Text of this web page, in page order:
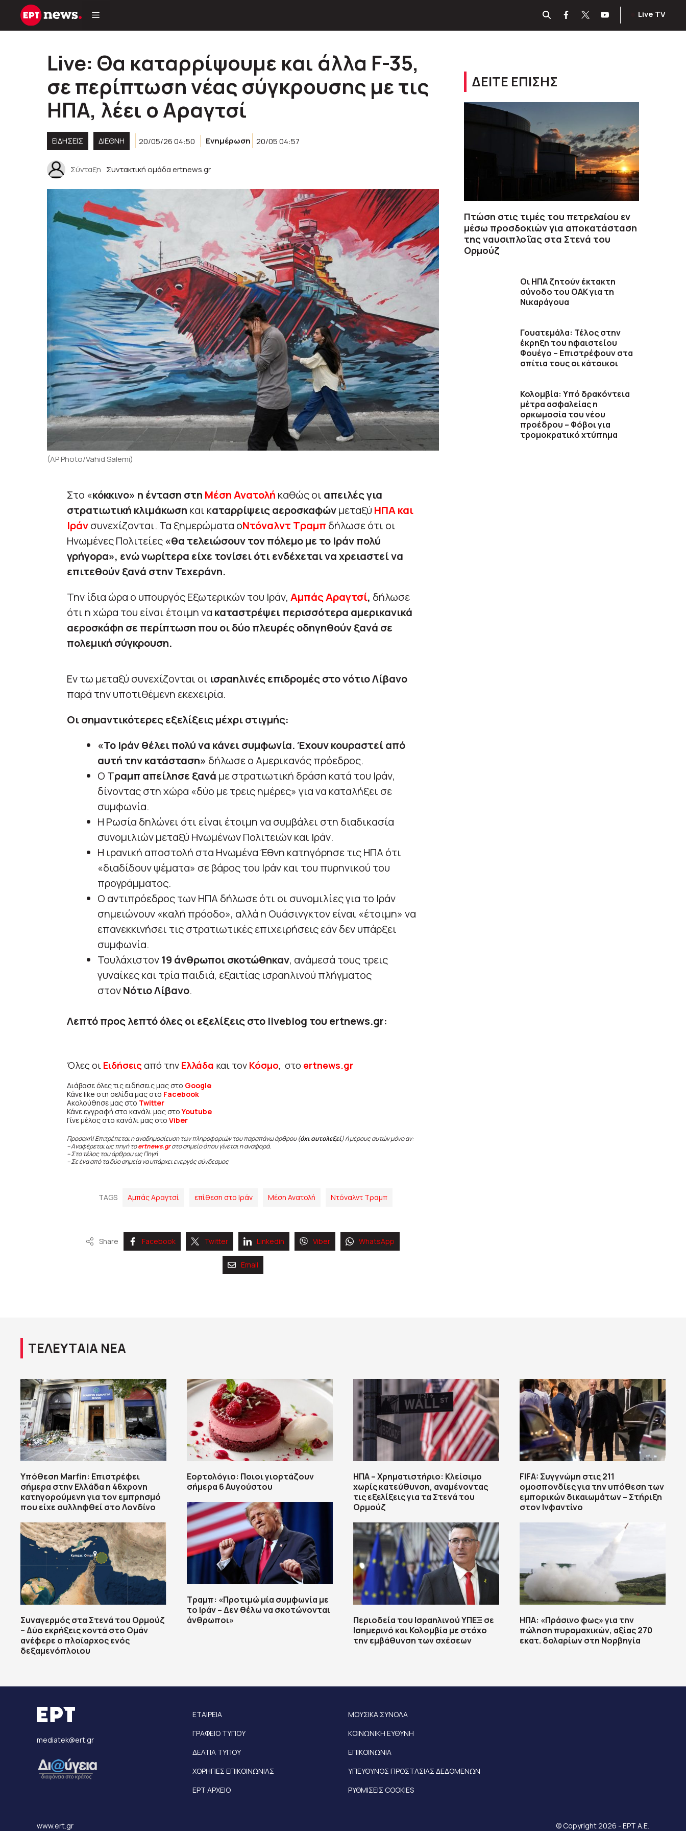
Μετάβαση
Live TV
Live: Θα καταρρίψουμε και άλλα F-35,
σε περίπτωση νέας σύγκρουσης με τις
ΗΠΑ, λέει ο Αραγτσί
ΕΙΔΗΣΕΙΣ ΔΙΕΘΝΗ 20/05/26 04:50 Ενημέρωση 20/05 04:57
Σύνταξη Συντακτική ομάδα ertnews.gr
(AP Photo/Vahid Salemi)
Στο «κόκκινο» η ένταση στη Μέση Ανατολή καθώς οι απειλές για
στρατιωτική κλιμάκωση και καταρρίψεις αεροσκαφώνμεταξύ ΗΠΑ και
Ιράνσυνεχίζονται. Τα ξημερώματα οΝτόναλντ Τραμπ δήλωσε ότι οι
Ηνωμένες Πολιτείες«θα τελειώσουν τον πόλεμο με το Ιράν πολύ
γρήγορα», ενώ νωρίτερα είχε τονίσει ότι ενδέχεται να χρειαστεί να
επιτεθούν ξανά στην Τεχεράνη.
Την ίδια ώρα ο υπουργός Εξωτερικών του Ιράν, Αμπάς Αραγτσί, δήλωσε
ότι η χώρα του είναι έτοιμη να καταστρέψει περισσότερα αμερικανικά
αεροσκάφη σε περίπτωση που οι δύο πλευρές οδηγηθούν ξανά σε
πολεμική σύγκρουση.
Εν τω μεταξύ συνεχίζονται οι ισραηλινές επιδρομές στο νότιο Λίβανο
παρά την υποτιθέμενη εκεχειρία.
Οι σημαντικότερες εξελίξεις μέχρι στιγμής:
«Το Ιράν θέλει πολύ να κάνει συμφωνία. Έχουν κουραστεί από
αυτή την κατάσταση» δήλωσε ο Αμερικανός πρόεδρος.
Ο Τραμπ απείλησε ξανά με στρατιωτική δράση κατά του Ιράν,
δίνοντας στη χώρα «δύο με τρεις ημέρες» για να καταλήξει σε
συμφωνία.
Η Ρωσία δηλώνει ότι είναι έτοιμη να συμβάλει στη διαδικασία
συνομιλιών μεταξύ Ηνωμένων Πολιτειών και Ιράν.
Η ιρανική αποστολή στα Ηνωμένα Έθνη κατηγόρησε τις ΗΠΑ ότι
«διαδίδουν ψέματα» σε βάρος του Ιράν και του πυρηνικού του
προγράμματος.
Ο αντιπρόεδρος των ΗΠΑ δήλωσε ότι οι συνομιλίες για το Ιράν
σημειώνουν «καλή πρόοδο», αλλά η Ουάσινγκτον είναι «έτοιμη» να
επανεκκινήσει τις στρατιωτικές επιχειρήσεις εάν δεν υπάρξει
συμφωνία.
Τουλάχιστον19 άνθρωποι σκοτώθηκαν, ανάμεσά τους τρεις
γυναίκες και τρία παιδιά, εξαιτίας ισραηλινού πλήγματος
στονΝότιο Λίβανο.
Λεπτό προς λεπτό όλες οι εξελίξεις στο liveblog του ertnews.gr:
Όλες οι Ειδήσεις από την Ελλάδα και τον Κόσμο, στο ertnews.gr
Διάβασε όλες τις ειδήσεις μας στο Google
Κάνε like στη σελίδα μας στο Facebook
Ακολούθησε μας στο Twitter
Κάνε εγγραφή στο κανάλι μας στοYoutube
Γίνε μέλος στο κανάλι μας στο Viber
Προσοχή! Επιτρέπεται η αναδημοσίευση των πληροφοριών του παραπάνω άρθρου (όχι αυτολεξεί) ή μέρους αυτών μόνο αν:
– Αναφέρεται ως πηγή τοertnews.gr στο σημείο όπου γίνεται η αναφορά.
– Στο τέλος του άρθρου ως Πηγή
– Σε ένα από τα δύο σημεία να υπάρχει ενεργός σύνδεσμος
TAGS Αμπάς Αραγτσί επίθεση στο Ιράν Μέση Ανατολή Ντόναλντ Τραμπ
Share Facebook Twitter Linkedin Viber WhatsApp
Email
ΔΕΙΤΕ ΕΠΙΣΗΣ
Πτώση στις τιμές του πετρελαίου εν
μέσω προσδοκιών για αποκατάσταση
της ναυσιπλοΐας στα Στενά του
Ορμούζ
Οι ΗΠΑ ζητούν έκτακτη
σύνοδο του ΟΑΚ για τη
Νικαράγουα
Γουατεμάλα: Τέλος στην
έκρηξη του ηφαιστείου
Φουέγο – Επιστρέφουν στα
σπίτια τους οι κάτοικοι
Κολομβία: Υπό δρακόντεια
μέτρα ασφαλείας η
ορκωμοσία του νέου
προέδρου – Φόβοι για
τρομοκρατικό χτύπημα
ΤΕΛΕΥΤΑΙΑ ΝΕΑ
Υπόθεση Marfin: Επιστρέφει
σήμερα στην Ελλάδα η 46χρονη
κατηγορούμενη για τον εμπρησμό
που είχε συλληφθεί στο Λονδίνο
Συναγερμός στα Στενά του Ορμούζ
– Δύο εκρήξεις κοντά στο Ομάν
ανέφερε ο πλοίαρχος ενός
δεξαμενόπλοιου
Εορτολόγιο: Ποιοι γιορτάζουν
σήμερα 6 Αυγούστου
Τραμπ: «Προτιμώ μία συμφωνία με
το Ιράν – Δεν θέλω να σκοτώνονται
άνθρωποι»
ΗΠΑ – Χρηματιστήριο: Κλείσιμο
χωρίς κατεύθυνση, αναμένοντας
τις εξελίξεις για τα Στενά του
Ορμούζ
Περιοδεία του Ισραηλινού ΥΠΕΞ σε
Ισημερινό και Κολομβία με στόχο
την εμβάθυνση των σχέσεων
FIFA: Συγγνώμη στις 211
ομοσπονδίες για την υπόθεση των
εμπορικών δικαιωμάτων – Στήριξη
στον Ινφαντίνο
ΗΠΑ: «Πράσινο φως» για την
πώληση πυρομαχικών, αξίας 270
εκατ. δολαρίων στη Νορβηγία
mediatek@ert.gr
ΕΤΑΙΡΕΙΑ
ΓΡΑΦΕΙΟ ΤΥΠΟΥ
ΔΕΛΤΙΑ ΤΥΠΟΥ
ΧΟΡΗΓΙΕΣ ΕΠΙΚΟΙΝΩΝΙΑΣ
ΕΡΤ ΑΡΧΕΙΟ
ΜΟΥΣΙΚΑ ΣΥΝΟΛΑ
ΚΟΙΝΩΝΙΚΗ ΕΥΘΥΝΗ
ΕΠΙΚΟΙΝΩΝΙΑ
ΥΠΕΥΘΥΝΟΣ ΠΡΟΣΤΑΣΙΑΣ ΔΕΔΟΜΕΝΩΝ
ΡΥΘΜΙΣΕΙΣ COOKIES
www.ert.gr © Copyright 2026 - ΕΡΤ Α.Ε.